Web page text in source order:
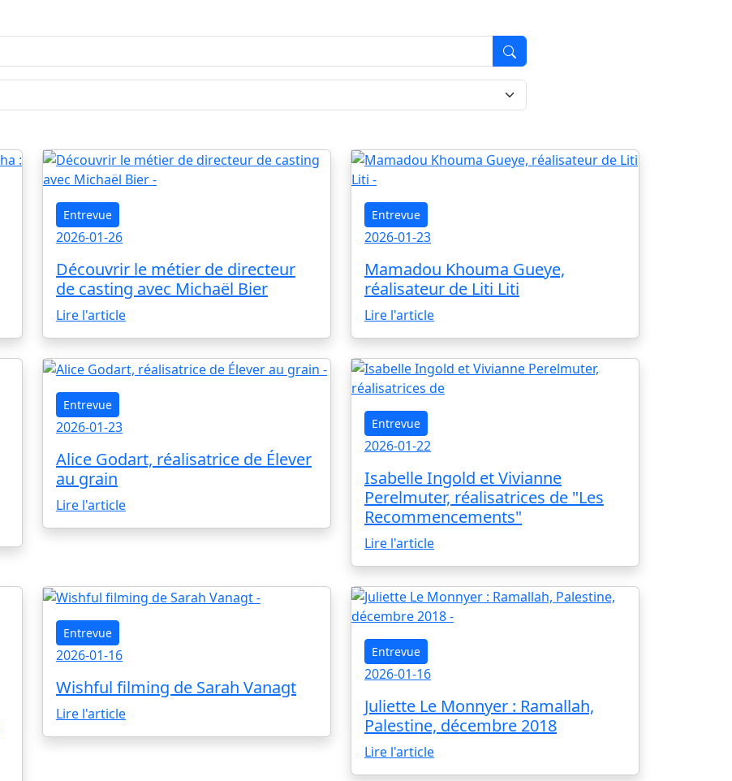
Entrevue
2026-01-26
Découvrir le métier de directeur
de casting avec Michaël Bier
Lire l'article
Entrevue
2026-01-23
Mamadou Khouma Gueye,
réalisateur de Liti Liti
Lire l'article
Entrevue
2026-01-23
Alice Godart, réalisatrice de Élever
au grain
Lire l'article
Entrevue
2026-01-22
Isabelle Ingold et Vivianne
Perelmuter, réalisatrices de "Les
Recommencements"
Lire l'article
Entrevue
2026-01-16
Wishful filming de Sarah Vanagt
Lire l'article
Entrevue
2026-01-16
Juliette Le Monnyer : Ramallah,
Palestine, décembre 2018
Lire l'article